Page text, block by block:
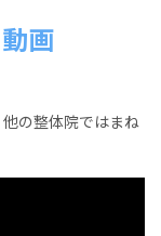
画
の整体院ではまね